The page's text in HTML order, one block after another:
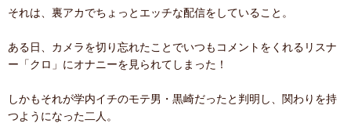
それは、裏アカでちょっとエッチな配信をしていること。
ある日、カメラを切り忘れたことでいつもコメントをくれるリスナ
ー「クロ」にオナニーを見られてしまった！
しかもそれが学内イチのモテ男・黒崎だったと判明し、関わりを持
つようになった二人。